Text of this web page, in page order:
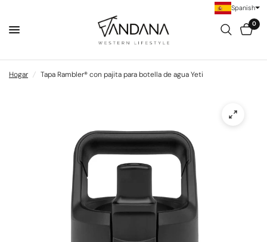
0
Hogar / Tapa Rambler® con pajita para botella de agua Yeti
Spanish